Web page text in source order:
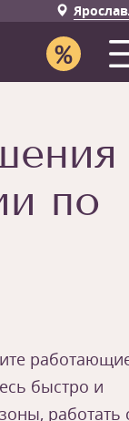
по
быстро и
работать